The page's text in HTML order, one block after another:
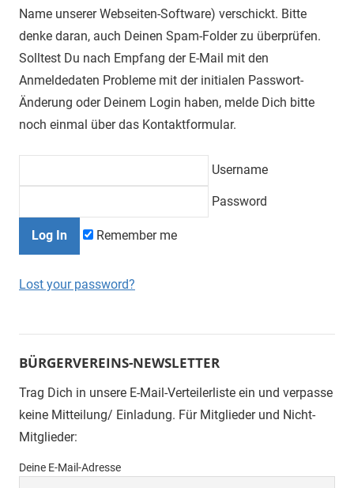
Name unserer Webseiten-Software) verschickt. Bitte
denke daran, auch Deinen Spam-Folder zu überprüfen.
Solltest Du nach Empfang der E-Mail mit den
Anmeldedaten Probleme mit der initialen Passwort-
Änderung oder Deinem Login haben, melde Dich bitte
noch einmal über das Kontaktformular.
Username
Password
Remember me
Lost your password?
BÜRGERVEREINS-NEWSLETTER
Trag Dich in unsere E-Mail-Verteilerliste ein und verpasse
keine Mitteilung/ Einladung. Für Mitglieder und Nicht-
Mitglieder:
Deine E-Mail-Adresse